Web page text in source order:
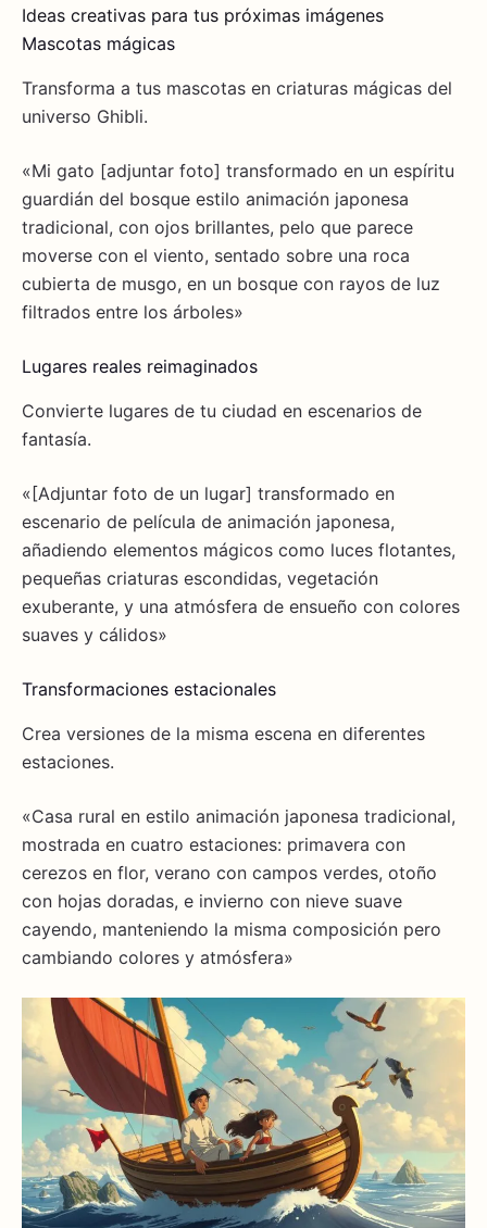
Ideas creativas para tus próximas imágenes
Mascotas mágicas
Transforma a tus mascotas en criaturas mágicas del
universo Ghibli.
«Mi gato [adjuntar foto] transformado en un espíritu
guardián del bosque estilo animación japonesa
tradicional, con ojos brillantes, pelo que parece
moverse con el viento, sentado sobre una roca
cubierta de musgo, en un bosque con rayos de luz
filtrados entre los árboles»
Lugares reales reimaginados
Convierte lugares de tu ciudad en escenarios de
fantasía.
«[Adjuntar foto de un lugar] transformado en
escenario de película de animación japonesa,
añadiendo elementos mágicos como luces flotantes,
pequeñas criaturas escondidas, vegetación
exuberante, y una atmósfera de ensueño con colores
suaves y cálidos»
Transformaciones estacionales
Crea versiones de la misma escena en diferentes
estaciones.
«Casa rural en estilo animación japonesa tradicional,
mostrada en cuatro estaciones: primavera con
cerezos en flor, verano con campos verdes, otoño
con hojas doradas, e invierno con nieve suave
cayendo, manteniendo la misma composición pero
cambiando colores y atmósfera»